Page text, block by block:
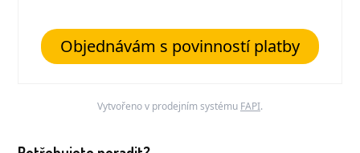
Objednávám s povinností platby
Vytvořeno v prodejním systému FAPI.